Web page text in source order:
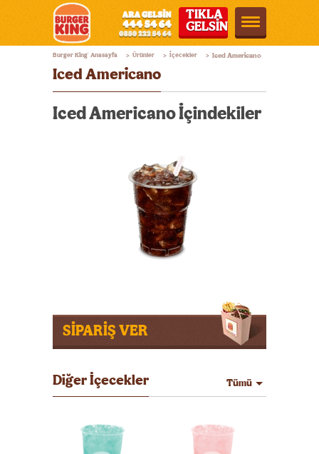
Burger
Türkiye
TIKLA
GELSİN
Burger King® Anasayfa > Ürünler > İçecekler > Iced Americano
Iced Americano
Iced Americano İçindekiler
SİPARİŞ VER
Diğer İçecekler Tümü